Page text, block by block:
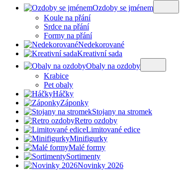
Ozdoby se jménem
Koule na přání
Srdce na přání
Formy na přání
Nedekorované
Kreativní sada
Obaly na ozdoby
Krabice
Pet obaly
Háčky
Záponky
Stojany na stromek
Retro ozdoby
Limitované edice
Minifigurky
Malé formy
Sortimenty
Novinky 2026